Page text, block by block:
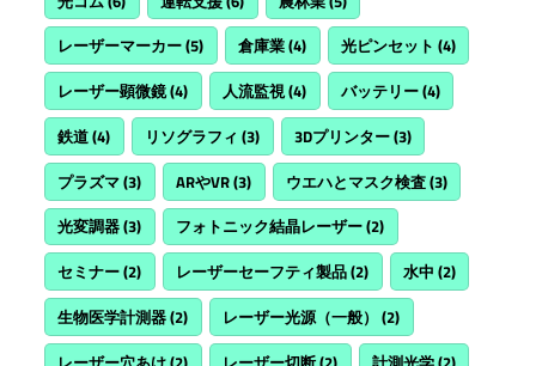
レーザーマーカー(5) 倉庫業(4) 光ピンセット (4)
レーザー顕微鏡(4) 人流監視(4) バッテリー(4)
鉄道(4) リソグラフィ (3) 3Dプリンター(3)
プラズマ(3) ARやVR(3) ウエハとマスク検査(3)
光変調器(3) フォトニック結晶レーザー(2)
セミナー(2) レーザーセーフティ製品(2) 水中 (2)
生物医学計測器(2) レーザー光源（一般） (2)